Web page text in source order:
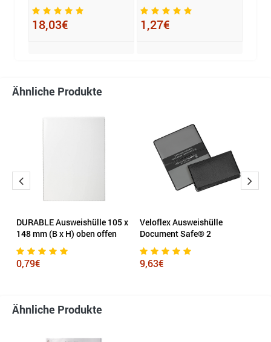
18,03€ 1,27€
Ähnliche Produkte
DURABLE Ausweishülle 105 x
148 mm (B x H) oben offen
0,79€
Veloflex Ausweishülle
Document Safe® 2
9,63€
Ähnliche Produkte